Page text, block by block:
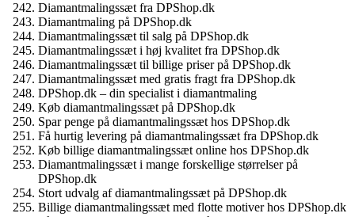
Diamantmalingssæt fra DPShop.dk
Diamantmaling på DPShop.dk
Diamantmalingssæt til salg på DPShop.dk
Diamantmalingssæt i høj kvalitet fra DPShop.dk
Diamantmalingssæt til billige priser på DPShop.dk
Diamantmalingssæt med gratis fragt fra DPShop.dk
DPShop.dk – din specialist i diamantmaling
Køb diamantmalingssæt på DPShop.dk
Spar penge på diamantmalingssæt hos DPShop.dk
Få hurtig levering på diamantmalingssæt fra DPShop.dk
Køb billige diamantmalingssæt online hos DPShop.dk
Diamantmalingssæt i mange forskellige størrelser på
DPShop.dk
Stort udvalg af diamantmalingssæt på DPShop.dk
Billige diamantmalingssæt med flotte motiver hos DPShop.dk